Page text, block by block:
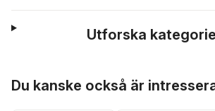
Utforska
Du kanske också är